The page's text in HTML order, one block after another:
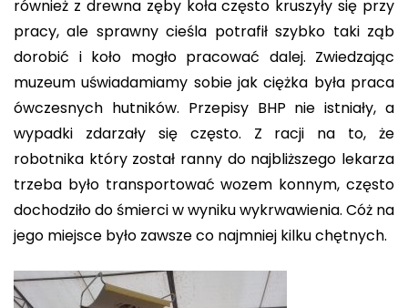
również z drewna zęby koła często kruszyły się przy
pracy, ale sprawny cieśla potrafił szybko taki ząb
dorobić i koło mogło pracować dalej. Zwiedzając
muzeum uświadamiamy sobie jak ciężka była praca
ówczesnych hutników. Przepisy BHP nie istniały, a
wypadki zdarzały się często. Z racji na to, że
robotnika który został ranny do najbliższego lekarza
trzeba było transportować wozem konnym, często
dochodziło do śmierci w wyniku wykrwawienia. Cóż na
jego miejsce było zawsze co najmniej kilku chętnych.